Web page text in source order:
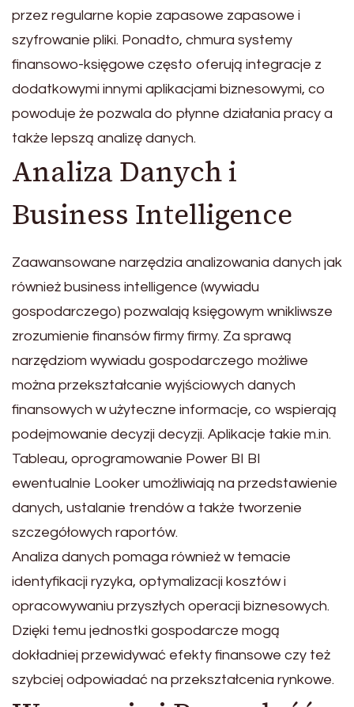
przez regularne kopie zapasowe zapasowe i
szyfrowanie pliki. Ponadto, chmura systemy
finansowo-księgowe często oferują integracje z
dodatkowymi innymi aplikacjami biznesowymi, co
powoduje że pozwala do płynne działania pracy a
także lepszą analizę danych.
Analiza Danych i
Business Intelligence
Zaawansowane narzędzia analizowania danych jak
również business intelligence (wywiadu
gospodarczego) pozwalają księgowym wnikliwsze
zrozumienie finansów firmy firmy. Za sprawą
narzędziom wywiadu gospodarczego możliwe
można przekształcanie wyjściowych danych
finansowych w użyteczne informacje, co wspierają
podejmowanie decyzji decyzji. Aplikacje takie m.in.
Tableau, oprogramowanie Power BI BI
ewentualnie Looker umożliwiają na przedstawienie
danych, ustalanie trendów a także tworzenie
szczegółowych raportów.
Analiza danych pomaga również w temacie
identyfikacji ryzyka, optymalizacji kosztów i
opracowywaniu przyszłych operacji biznesowych.
Dzięki temu jednostki gospodarcze mogą
dokładniej przewidywać efekty finansowe czy też
szybciej odpowiadać na przekształcenia rynkowe.